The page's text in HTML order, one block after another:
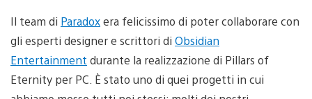
Il team di Paradoxera felicissimo di poter collaborare con
gli esperti designer e scrittori di Obsidian
Entertainment durante la realizzazione di Pillars of
Eternity per PC. È stato uno di quei progetti in cui